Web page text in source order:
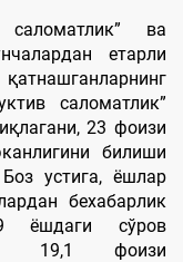
саломатлик” ва
етарли
саломатлик”
23 фоизи
билиши
устига, ёшлар
бехабарлик
ёшдаги сўров
19,1 фоизи